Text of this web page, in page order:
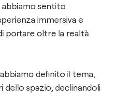
sentito
immersiva e
portare oltre la realtà
definito il tema,
dello spazio, declinandoli